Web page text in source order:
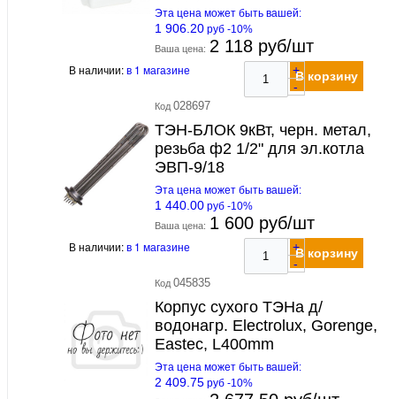
Эта цена может быть вашей:
1 906.20 руб -10%
Ваша цена: 2 118 руб/шт
В наличии:в 1 магазине
+
-
В корзину
Код 028697
ТЭН-БЛОК 9кВт, черн. метал,
резьба ф2 1/2" для эл.котла
ЭВП-9/18
Эта цена может быть вашей:
1 440.00 руб -10%
Ваша цена: 1 600 руб/шт
В наличии:в 1 магазине
+
-
В корзину
Код 045835
Корпус сухого ТЭНа д/
водонагр. Electrolux, Gorenge,
Eastec, L400mm
Эта цена может быть вашей:
2 409.75 руб -10%